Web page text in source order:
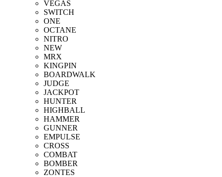
VEGAS
SWITCH
ONE
OCTANE
NITRO
NEW
MRX
KINGPIN
BOARDWALK
JUDGE
JACKPOT
HUNTER
HIGHBALL
HAMMER
GUNNER
EMPULSE
CROSS
COMBAT
BOMBER
ZONTES